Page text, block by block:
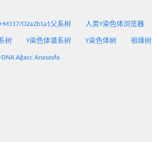
M117/O2a2b1a1父系树 人类Y染色体浏览器
树 Y染色体谱系树 Y染色体树 祖缘树
DNA Ağacı: Anasayfa